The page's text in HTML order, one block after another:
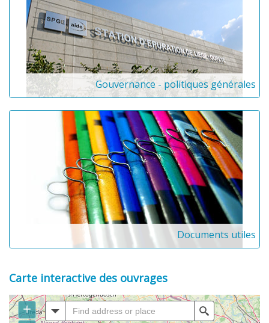
Gouvernance - politiques générales
Documents utiles
Carte interactive des ouvrages